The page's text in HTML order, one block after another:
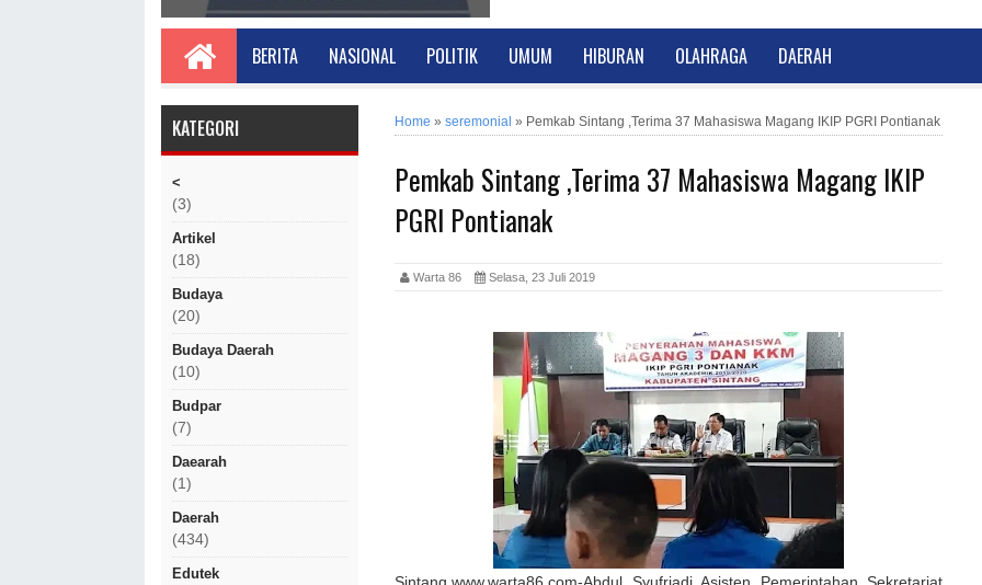
BERITA NASIONAL POLITIK UMUM HIBURAN OLAHRAGA DAERAH
KATEGORI
<
(3)
Artikel
(18)
Budaya
(20)
Budaya Daerah
(10)
Budpar
(7)
Daearah
(1)
Daerah
(434)
Edutek
Home » seremonial » Pemkab Sintang ,Terima 37 Mahasiswa Magang IKIP PGRI Pontianak
Pemkab Sintang ,Terima 37 Mahasiswa Magang IKIP
PGRI Pontianak
Warta 86 Selasa, 23 Juli 2019
Sintang,www.warta86.com-Abdul Syufriadi Asisten Pemerintahan Sekretariat